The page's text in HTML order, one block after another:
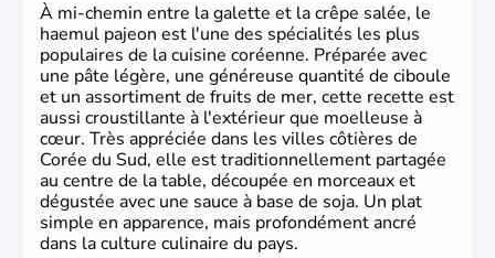
À mi-chemin entre la galette et la crêpe salée, le
haemul pajeon est l'une des spécialités les plus
populaires de la cuisine coréenne. Préparée avec
une pâte légère, une généreuse quantité de ciboule
et un assortiment de fruits de mer, cette recette est
aussi croustillante à l'extérieur que moelleuse à
cœur. Très appréciée dans les villes côtières de
Corée du Sud, elle est traditionnellement partagée
au centre de la table, découpée en morceaux et
dégustée avec une sauce à base de soja. Un plat
simple en apparence, mais profondément ancré
dans la culture culinaire du pays.